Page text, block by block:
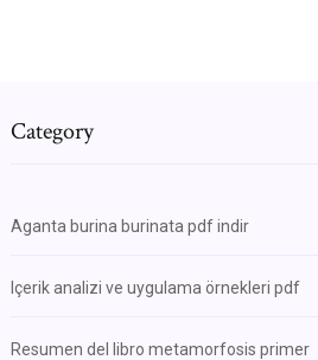
Category
Aganta burina burinata pdf indir
Içerik analizi ve uygulama örnekleri pdf
Resumen del libro metamorfosis primer